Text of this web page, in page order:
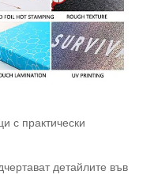
с практически
детайлите във